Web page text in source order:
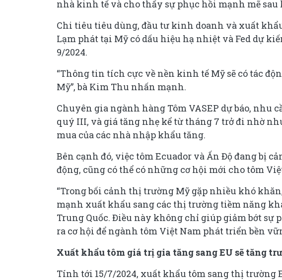
nhà kinh tế và cho thấy sự phục hồi mạnh mẽ
Chi tiêu tiêu dùng, đầu tư kinh doanh và xuất
Lạm phát tại Mỹ có dấu hiệu hạ nhiệt và Fed dự
9/2024.
“Thông tin tích cực về nền kinh tế Mỹ sẽ có tác
Mỹ”, bà Kim Thu nhấn mạnh.
Chuyên gia ngành hàng Tôm VASEP dự báo, nhu
quý III, và giá tăng nhẹ kể từ tháng 7 trở đi nhờ
mua của các nhà nhập khẩu tăng.
Bên cạnh đó, việc tôm Ecuador và Ấn Độ đang bị
động, cũng có thể có những cơ hội mới cho tôm
“Trong bối cảnh thị trường Mỹ gặp nhiều khó
mạnh xuất khẩu sang các thị trường tiềm năng
Trung Quốc. Điều này không chỉ giúp giảm bớt sự
ra cơ hội để ngành tôm Việt Nam phát triển bền
Xuất khẩu tôm giá trị gia tăng sang EU sẽ tăng
Tính tới 15/7/2024, xuất khẩu tôm sang thị trường